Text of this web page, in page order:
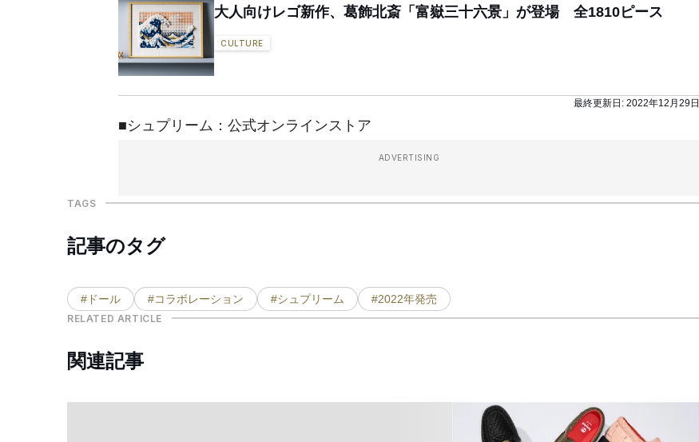
大人向けレゴ新作、葛飾北斎「富嶽三十六景」が登場 全1810ピース
CULTURE
最終更新日: 2022年12月29日
■シュプリーム：公式オンラインストア
ADVERTISING
TAGS
記事のタグ
#ドール #コラボレーション #シュプリーム #2022年発売
RELATED ARTICLE
関連記事